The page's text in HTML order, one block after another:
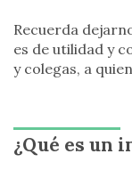
Recuerda
es de utilidad y
y colegas, a
¿Qué es un